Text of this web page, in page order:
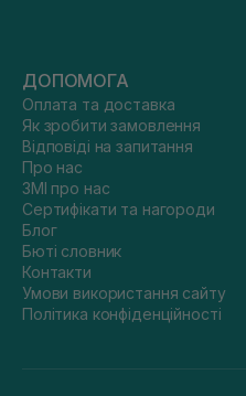
ДОПОМОГА
Оплата та доставка
Як зробити замовлення
Відповіді на запитання
Про нас
ЗМІ про нас
Сертифікати та нагороди
Блог
Бюті словник
Контакти
Умови використання сайту
Політика конфіденційності